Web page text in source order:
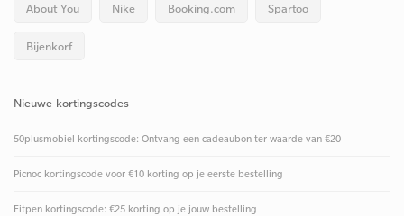
About You Nike Booking.com Spartoo
Bijenkorf
Nieuwe kortingscodes
50plusmobiel kortingscode: Ontvang een cadeaubon ter waarde van €20
Picnoc kortingscode voor €10 korting op je eerste bestelling
Fitpen kortingscode: €25 korting op je jouw bestelling